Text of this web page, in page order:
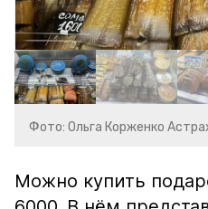
Фото: Ольга Корженко
Можно купить